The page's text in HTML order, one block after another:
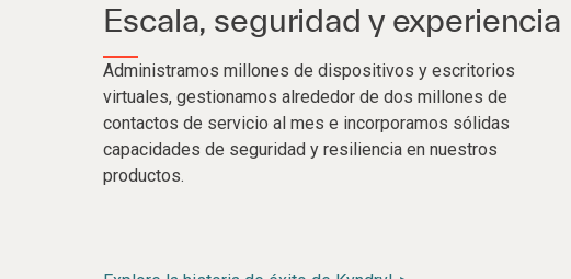
Escala, seguridad y experiencia
Administramos millones de dispositivos y escritorios
virtuales, gestionamos alrededor de dos millones de
contactos de servicio al mes e incorporamos sólidas
capacidades de seguridad y resiliencia en nuestros
productos.